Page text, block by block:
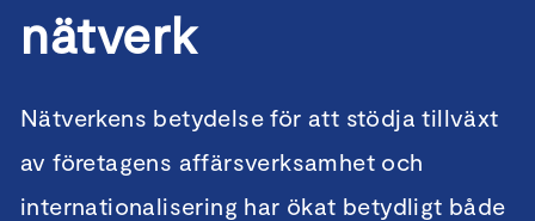
nätverk
Nätverkens betydelse för att stödja tillväxt
av företagens affärsverksamhet och
internationalisering har ökat betydligt både